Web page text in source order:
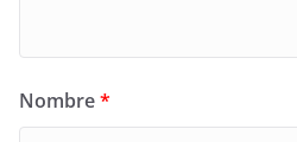
Nombre*